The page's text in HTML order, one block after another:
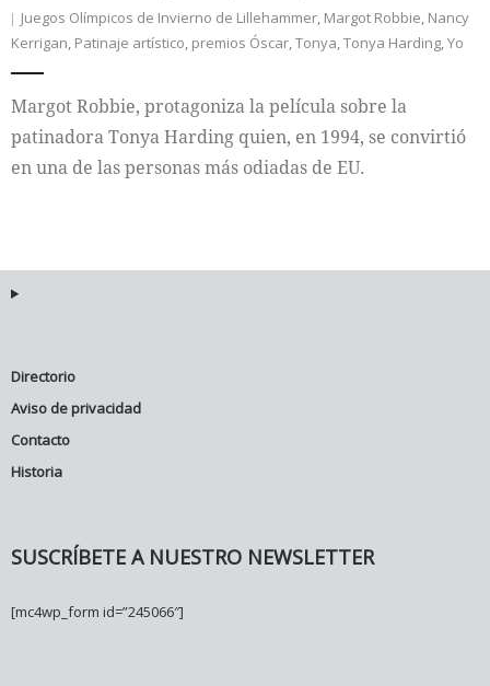
Juegos Olímpicos de Invierno de Lillehammer, Margot Robbie, Nancy
Kerrigan, Patinaje artístico, premios Óscar,Tonya,Tonya Harding,Yo
Margot Robbie, protagoniza la película sobre la
patinadora Tonya Harding quien, en 1994, se convirtió
en una de las personas más odiadas de EU.
Directorio
Aviso de privacidad
Contacto
Historia
SUSCRÍBETE A NUESTRO NEWSLETTER
[mc4wp_form id=”245066″]